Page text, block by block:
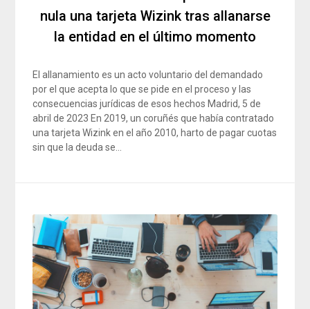
nula una tarjeta Wizink tras allanarse
la entidad en el último momento
El allanamiento es un acto voluntario del demandado
por el que acepta lo que se pide en el proceso y las
consecuencias jurídicas de esos hechos Madrid, 5 de
abril de 2023 En 2019, un coruñés que había contratado
una tarjeta Wizink en el año 2010, harto de pagar cuotas
sin que la deuda se…